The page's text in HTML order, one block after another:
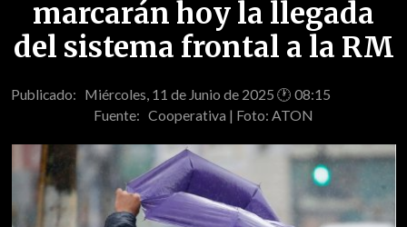
marcarán hoy la llegada
del sistema frontal a la RM
Publicado: Miércoles, 11 de Junio de 2025 🕐 08:15
Fuente: Cooperativa | Foto: ATON